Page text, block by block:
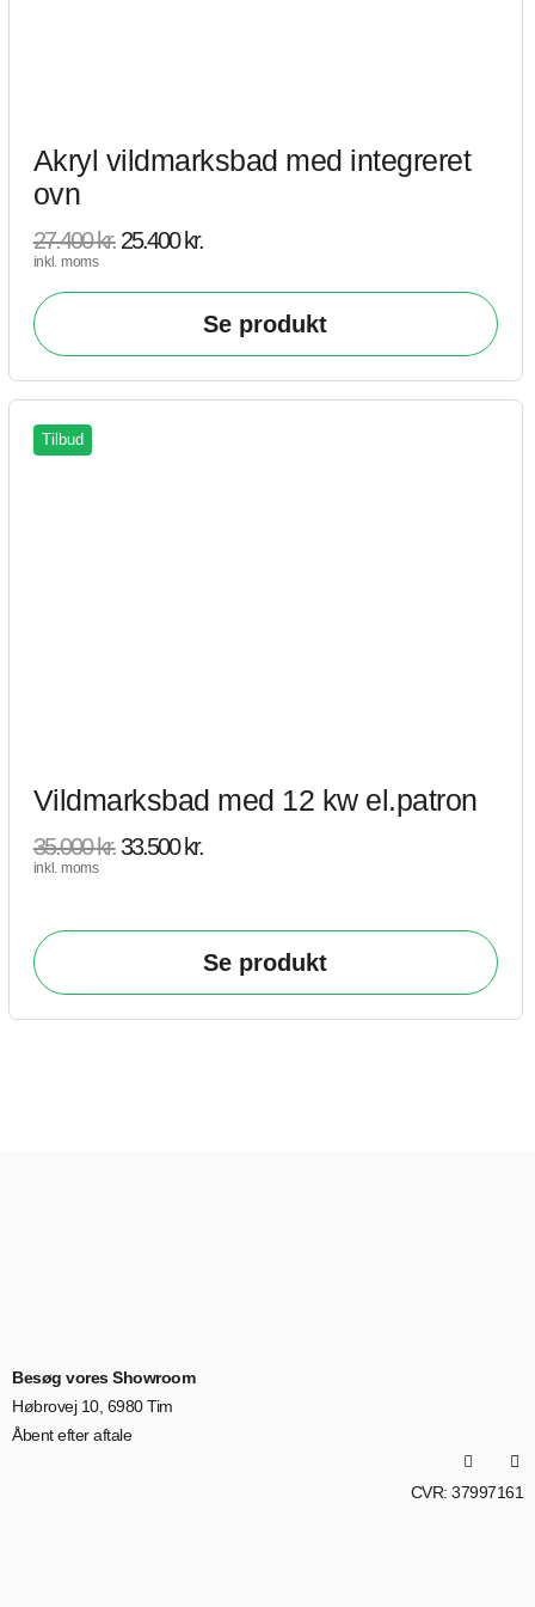
Akryl vildmarksbad med integreret
ovn
27.400kr. 25.400 kr.
inkl. moms
Se produkt
Tilbud
Vildmarksbad med 12 kw el.patron
35.000kr. 33.500kr.
inkl. moms
Se produkt
Besøg vores Showroom
Høbrovej 10, 6980 Tim
Åbent efter aftale
CVR: 37997161